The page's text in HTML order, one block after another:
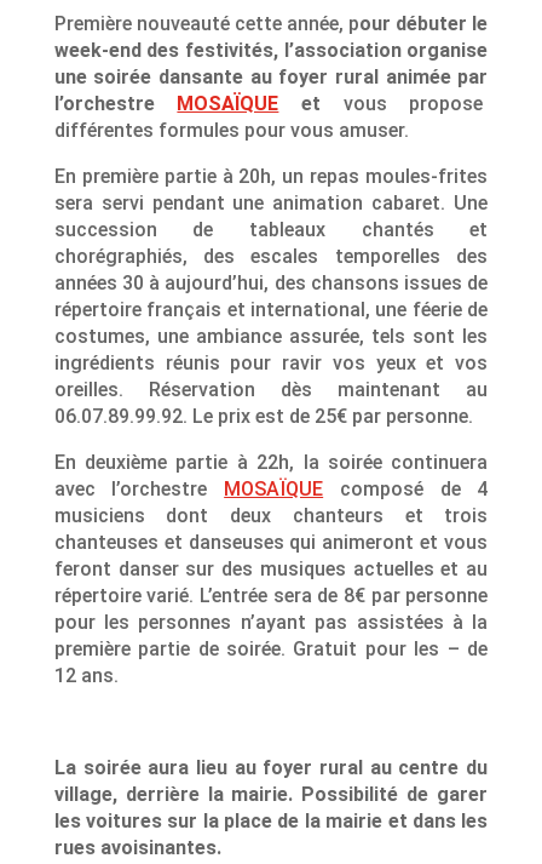
Première nouveauté cette année, pour débuter le
week-end des festivités, l’association organise
une soirée dansante au foyer rural animée par
l’orchestre MOSAÏQUE et vous propose
différentes formules pour vous amuser.
En première partie à 20h, un repas moules-frites
sera servi pendant une animation cabaret. Une
succession de tableaux chantés et
chorégraphiés, des escales temporelles des
années 30 à aujourd’hui, des chansons issues de
répertoire français et international, une féerie de
costumes, une ambiance assurée, tels sont les
ingrédients réunis pour ravir vos yeux et vos
oreilles. Réservation dès maintenant au
06.07.89.99.92. Le prix est de 25€ par personne.
En deuxième partie à 22h, la soirée continuera
avec l’orchestre MOSAÏQUE composé de 4
musiciens dont deux chanteurs et trois
chanteuses et danseuses qui animeront et vous
feront danser sur des musiques actuelles et au
répertoire varié. L’entrée sera de 8€ par personne
pour les personnes n’ayant pas assistées à la
première partie de soirée. Gratuit pour les – de
12 ans.
La soirée aura lieu au foyer rural au centre du
village, derrière la mairie. Possibilité de garer
les voitures sur la place de la mairie et dans les
rues avoisinantes.